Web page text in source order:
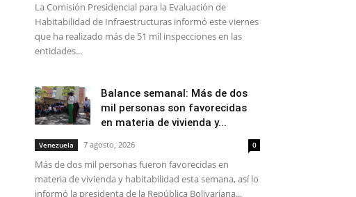
La Comisión Presidencial para la Evaluación de
Habitabilidad de Infraestructuras informó este viernes
que ha realizado más de 51 mil inspecciones en las
entidades...
Balance semanal: Más de dos
mil personas son favorecidas
en materia de vivienda y...
Venezuela 7 agosto, 2026 0
Más de dos mil personas fueron favorecidas en
materia de vivienda y habitabilidad esta semana, así lo
informó la presidenta de la República Bolivariana...